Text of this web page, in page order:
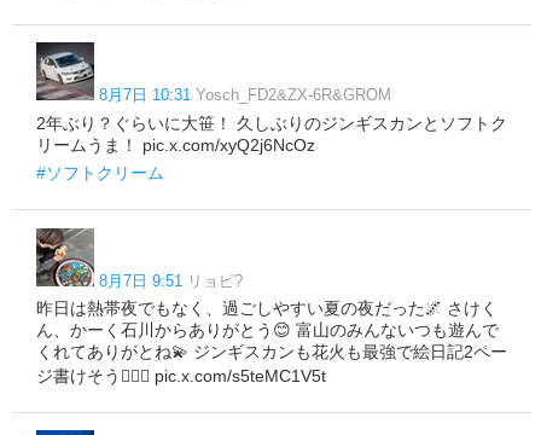
8月7日 10:31 Yosch_FD2&ZX-6R&GROM
2年ぶり？ぐらいに大笹！ 久しぶりのジンギスカンとソフトク
リームうま！ pic.x.com/xyQ2j6NcOz
#ソフトクリーム
8月7日 9:51 リョピ?
昨日は熱帯夜でもなく、過ごしやすい夏の夜だった🌌 さけく
ん、かーく石川からありがとう😊 富山のみんないつも遊んで
くれてありがとね💫 ジンギスカンも花火も最強で絵日記2ペー
ジ書けそう🙆🏻‍♂️ pic.x.com/s5teMC1V5t